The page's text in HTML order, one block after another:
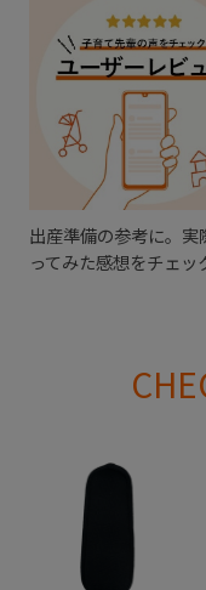
出産準備の参考に。実
ってみた感想をチェッ